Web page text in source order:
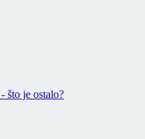
što je ostalo?